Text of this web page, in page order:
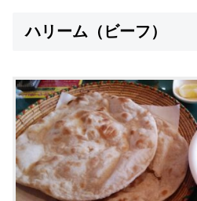
ハリーム（ビーフ）